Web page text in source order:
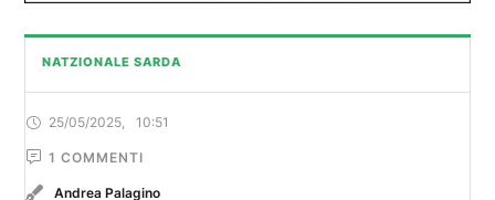
NATZIONALE SARDA
25/05/2025 10:51
1 COMMENTI
Andrea Palagino